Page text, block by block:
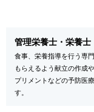
管理栄養士・栄養士
食事、栄養指導を行う専
もらえるよう献立の作成
プリメントなどの予防医
す。